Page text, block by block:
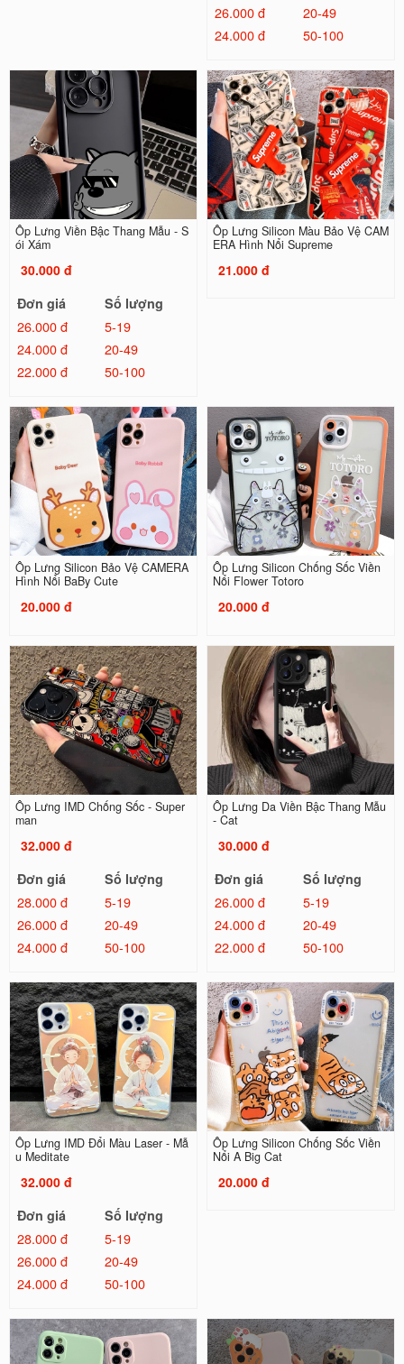
26.000 đ
20-49
24.000 đ
50-100
Ốp Lưng Viền Bậc Thang Mẫu - S
ói Xám
30.000 đ
Đơn giá
Số lượng
26.000 đ
5-19
24.000 đ
20-49
22.000 đ
50-100
Ốp Lưng Silicon Màu Bảo Vệ CAM
ERA Hình Nổi Supreme
21.000 đ
Ốp Lưng Silicon Bảo Vệ CAMERA
Hình Nổi BaBy Cute
20.000 đ
Ốp Lưng Silicon Chống Sốc Viền
Nổi Flower Totoro
20.000 đ
Ốp Lưng IMD Chống Sốc - Super
man
32.000 đ
Đơn giá
Số lượng
28.000 đ
5-19
26.000 đ
20-49
24.000 đ
50-100
Ốp Lưng Da Viền Bậc Thang Mẫu
- Cat
30.000 đ
Đơn giá
Số lượng
26.000 đ
5-19
24.000 đ
20-49
22.000 đ
50-100
Ốp Lưng IMD Đổi Màu Laser - Mẫ
u Meditate
32.000 đ
Đơn giá
Số lượng
28.000 đ
5-19
26.000 đ
20-49
24.000 đ
50-100
Ốp Lưng Silicon Chống Sốc Viền
Nổi A Big Cat
20.000 đ